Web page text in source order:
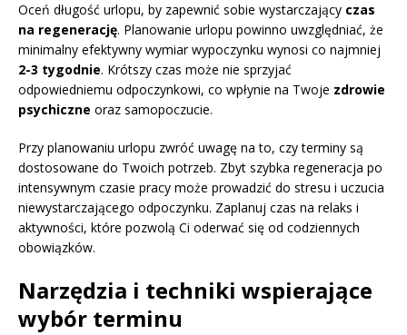
Oceń długość urlopu, by zapewnić sobie wystarczający czas
na regenerację. Planowanie urlopu powinno uwzględniać, że
minimalny efektywny wymiar wypoczynku wynosi co najmniej
2-3 tygodnie. Krótszy czas może nie sprzyjać
odpowiedniemu odpoczynkowi, co wpłynie na Twoje zdrowie
psychiczne oraz samopoczucie.
Przy planowaniu urlopu zwróć uwagę na to, czy terminy są
dostosowane do Twoich potrzeb. Zbyt szybka regeneracja po
intensywnym czasie pracy może prowadzić do stresu i uczucia
niewystarczającego odpoczynku. Zaplanuj czas na relaks i
aktywności, które pozwolą Ci oderwać się od codziennych
obowiązków.
Narzędzia i techniki wspierające
wybór terminu